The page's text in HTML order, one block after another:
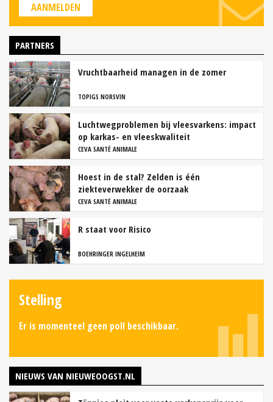
AANMELDEN
PARTNERS
Vruchtbaarheid managen in de zomer
TOPIGS NORSVIN
Luchtwegproblemen bij vleesvarkens: impact
op karkas- en vleeskwaliteit
CEVA SANTÉ ANIMALE
Hoest in de stal? Zelden is één
ziekteverwekker de oorzaak
CEVA SANTÉ ANIMALE
R staat voor Risico
BOEHRINGER INGELHEIM
Stelling
Er is momenteel geen poll beschikbaar.
NIEUWS VAN NIEUWEOOGST.NL